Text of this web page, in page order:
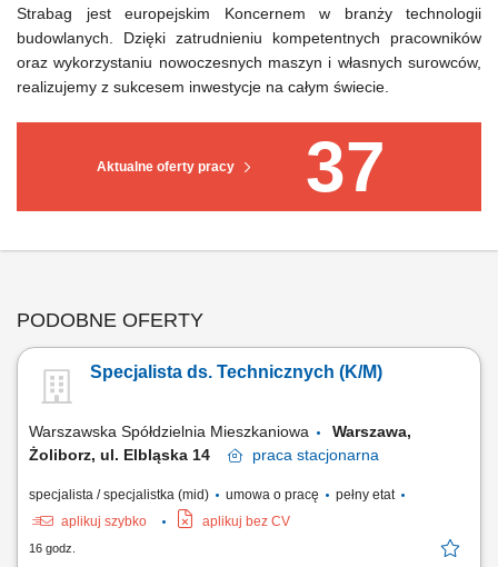
Aktualne oferty pracy 37
Strabag jest europejskim Koncernem w branży technologii
budowlanych. Dzięki zatrudnieniu kompetentnych pracowników
oraz wykorzystaniu nowoczesnych maszyn i własnych surowców,
realizujemy z sukcesem inwestycje na całym świecie.
PODOBNE OFERTY
Specjalista ds. Technicznych (K/M)
Warszawska Spółdzielnia Mieszkaniowa
Warszawa,
Żoliborz, ul. Elbląska 14
praca stacjonarna
specjalista / specjalistka (mid) umowa o pracę
pełny etat
aplikuj szybko
aplikuj bez CV
16 godz.